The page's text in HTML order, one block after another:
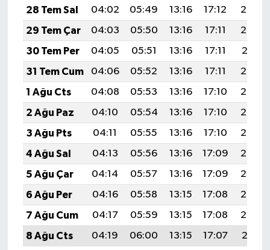
28 Tem Sal
04:02 05:49 13:16 17:12
20:33
29 Tem Çar
04:03 05:50 13:16 17:11
20:32
30 Tem Per
04:05 05:51 13:16 17:11
20:31
31 Tem Cum
04:06 05:52 13:16 17:11
20:30
1 Ağu Cts
04:08 05:53 13:16 17:10
20:29
2 Ağu Paz
04:10 05:54 13:16 17:10
20:28
3 Ağu Pts
04:11 05:55 13:16 17:10
20:27
4 Ağu Sal
04:13 05:56 13:16 17:09
20:25
5 Ağu Çar
04:14 05:57 13:16 17:09
20:24
6 Ağu Per
04:16 05:58 13:15 17:08
20:23
7 Ağu Cum
04:17 05:59 13:15 17:08
20:22
8 Ağu Cts
04:19 06:00 13:15 17:07
20:21